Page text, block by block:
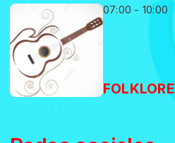
07:00 - 10:00
FOLKLORE